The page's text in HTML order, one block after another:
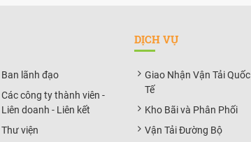
Ban lãnh đạo
Các công ty thành viên -
Liên doanh - Liên kết
Thư viện
DỊCH VỤ
Giao Nhận Vận Tải Quốc
Tế
Kho Bãi và Phân Phối
Vận Tải Đường Bộ